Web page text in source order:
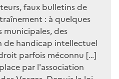
faux bulletins de
: à quelques
municipales, des
de handicap intellectuel
parfois méconnu […]
par l'association